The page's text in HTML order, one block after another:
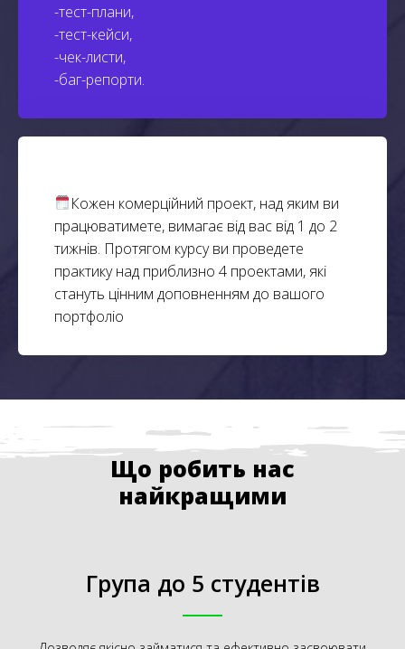
-тест-плани,
-тест-кейси,
-чек-листи,
-баг-репорти.
Кожен комерційний проект, над яким ви
працюватимете, вимагає від вас від 1 до 2
тижнів. Протягом курсу ви проведете
практику над приблизно 4 проектами, які
стануть цінним доповненням до вашого
портфоліо
Що робить нас
найкращими
Група до 5 студентів